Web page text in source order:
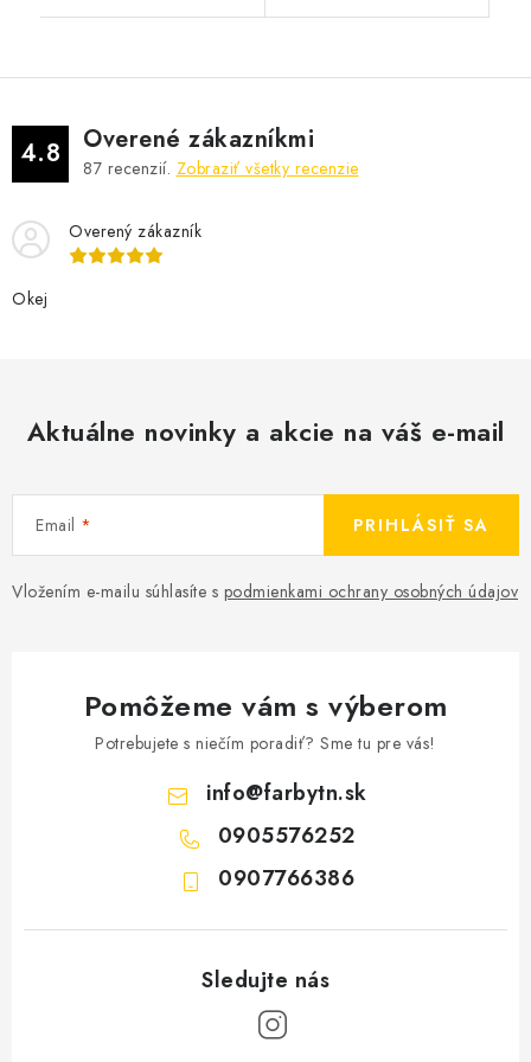
4.8 Overené zákazníkmi
87 recenzií. Zobraziť všetky recenzie
Overený zákazník
Okej
Aktuálne novinky a akcie na váš e-mail
Email
Vložením e-mailu súhlasíte s podmienkami ochrany osobných údajov
PRIHLÁSIŤ SA
Pomôžeme vám s výberom
Potrebujete s niečím poradiť? Sme tu pre vás!
info@farbytn.sk
0905576252
0907766386